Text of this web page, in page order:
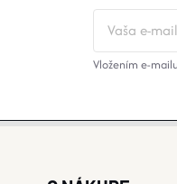
Vložením e-